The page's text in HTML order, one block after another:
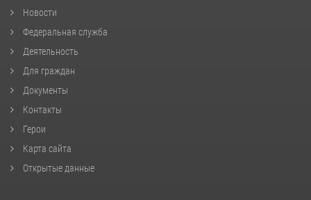
Новости
Федеральная служба
Деятельность
Для граждан
Документы
Контакты
Герои
Карта сайта
Открытые данные